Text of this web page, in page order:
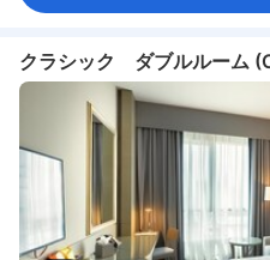
クラシック ダブルルーム